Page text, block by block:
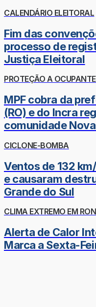
CALENDÁRIO ELEITORAL
Fim das
processo de
Justiça Eleitoral
PROTEÇÃO A
MPF cobra da
(RO) e do Incra
comunidade
CICLONE-BOMBA
Ventos de 132
e causaram
Grande do Sul
CLIMA EXTREMO EM
Alerta de Calor
Marca a Sexta-